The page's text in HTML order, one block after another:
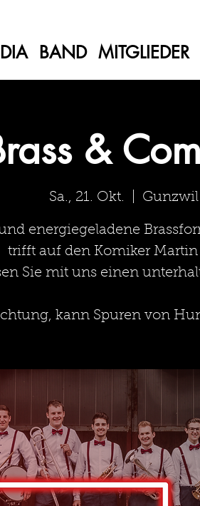
BAND MITGLIEDER
&
Sa., 21. Okt. Gunzwil
energiegeladene
trifft auf den Komiker Martin
Sie mit uns einen
kann Spuren von